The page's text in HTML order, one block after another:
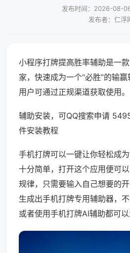
发布时间：2026-08-
发布者：仁浮
小程序打牌提高胜率辅助是一
家，快速成为一个“必胜”的输
用户可通过正规渠道获取使用。
辅助安装，可QQ搜索申请
件安装教程
手机打牌可以一键让你轻松成
十分简单，打开这个应用便可
规律，只需要输入自己想要的
生成出手机打牌专用辅助器，
或者使用手机打牌AI辅助都可以